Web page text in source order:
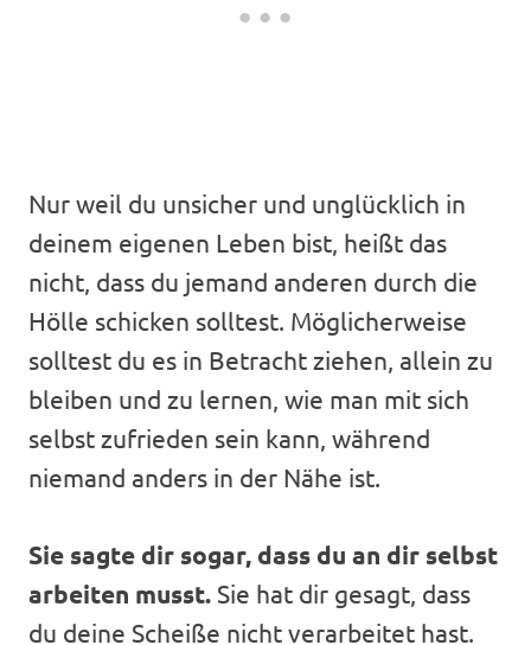
Nur weil du unsicher und unglücklich in
deinem eigenen Leben bist, heißt das
nicht, dass du jemand anderen durch die
Hölle schicken solltest. Möglicherweise
solltest du es in Betracht ziehen, allein zu
bleiben und zu lernen, wie man mit sich
selbst zufrieden sein kann, während
niemand anders in der Nähe ist.
Sie sagte dir sogar, dass du an dir selbst
arbeiten musst. Sie hat dir gesagt, dass
du deine Scheiße nicht verarbeitet hast.